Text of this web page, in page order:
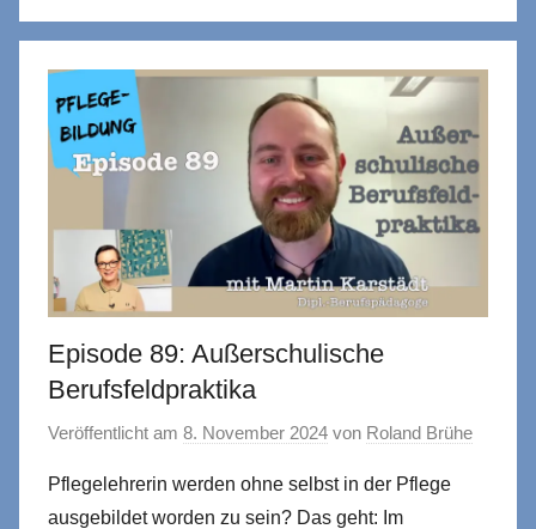
Episode 89: Außerschulische
Berufsfeldpraktika
Veröffentlicht am 8. November 2024 von Roland Brühe
Pflegelehrerin werden ohne selbst in der Pflege
ausgebildet worden zu sein? Das geht: Im